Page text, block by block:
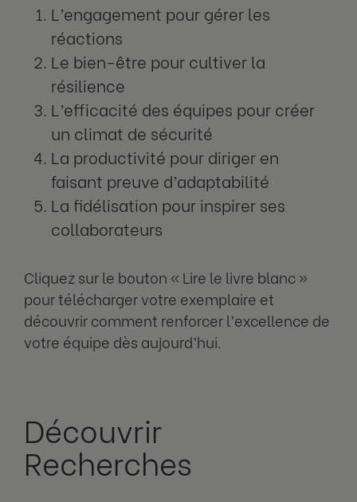
L’engagement pour gérer les
réactions
Le bien-être pour cultiver la
résilience
L’efficacité des équipes pour créer
un climat de sécurité
La productivité pour diriger en
faisant preuve d’adaptabilité
La fidélisation pour inspirer ses
collaborateurs
Cliquez sur le bouton « Lire le livre blanc »
pour télécharger votre exemplaire et
découvrir comment renforcer l’excellence de
votre équipe dès aujourd’hui.
Découvrir
Recherches